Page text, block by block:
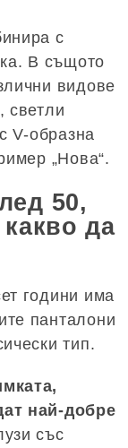
с
В същото
видове
светли
V-образна
„Нова“.
50,
да
години има
панталони
тип.
най-добре
със